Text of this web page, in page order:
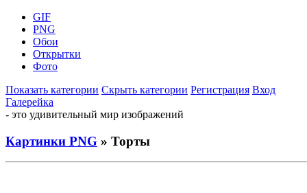
GIF
PNG
Обои
Открытки
Фото
Показать категории Скрыть категории Регистрация Вход
Галерейка
- это удивительный мир изображений
Картинки PNG » Торты